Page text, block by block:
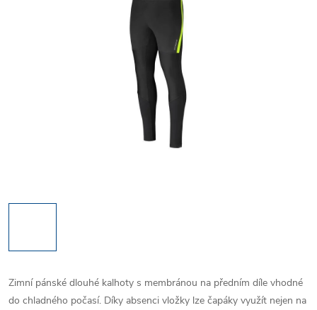
Zimní pánské dlouhé kalhoty s membránou na předním díle vhodné
do chladného počasí. Díky absenci vložky lze čapáky využít nejen na